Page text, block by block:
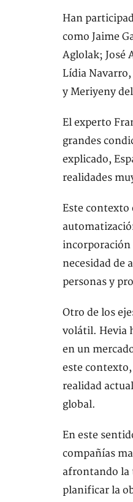
Han
como Jaime
Aglolak; José
Lídia Navarro,
y Meriyeny
El experto
grandes
explicado,
realidades
Este contexto
incorporación
necesidad de
personas y
Otro de los
volátil. Hevia
en un
este
realidad
global.
En este
compañías
afrontando la
planificar la